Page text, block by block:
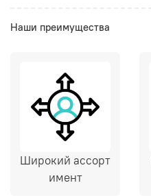
Наши преимущества
Широкий ассорт
имент